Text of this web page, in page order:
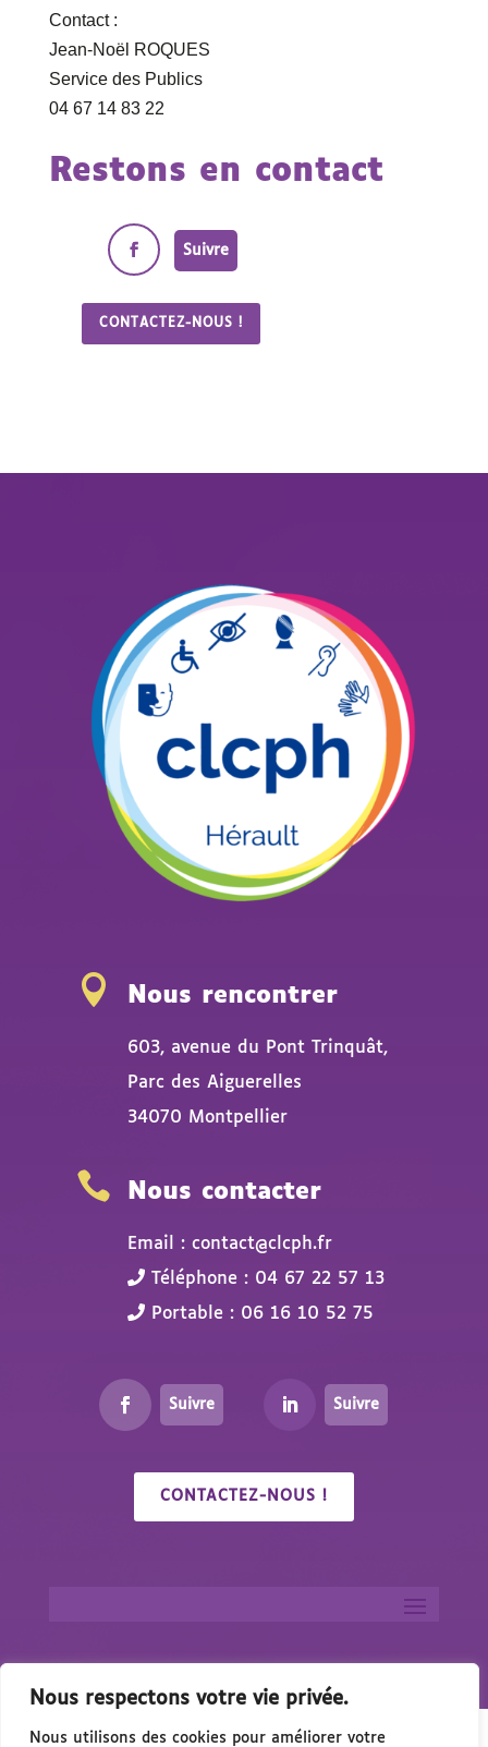
Nous respectons votre vie privée.
Nous utilisons des cookies pour améliorer votre
Contact :
Jean-Noël ROQUES
Service des Publics
04 67 14 83 22
Restons en contact
Suivre
CONTACTEZ-NOUS !
 Nous rencontrer
603, avenue du Pont Trinquât,
Parc des Aiguerelles
34070 Montpellier
 Nous contacter
Email : contact@clcph.fr
Téléphone : 04 67 22 57 13
Portable : 06 16 10 52 75
Suivre Suivre
CONTACTEZ-NOUS !